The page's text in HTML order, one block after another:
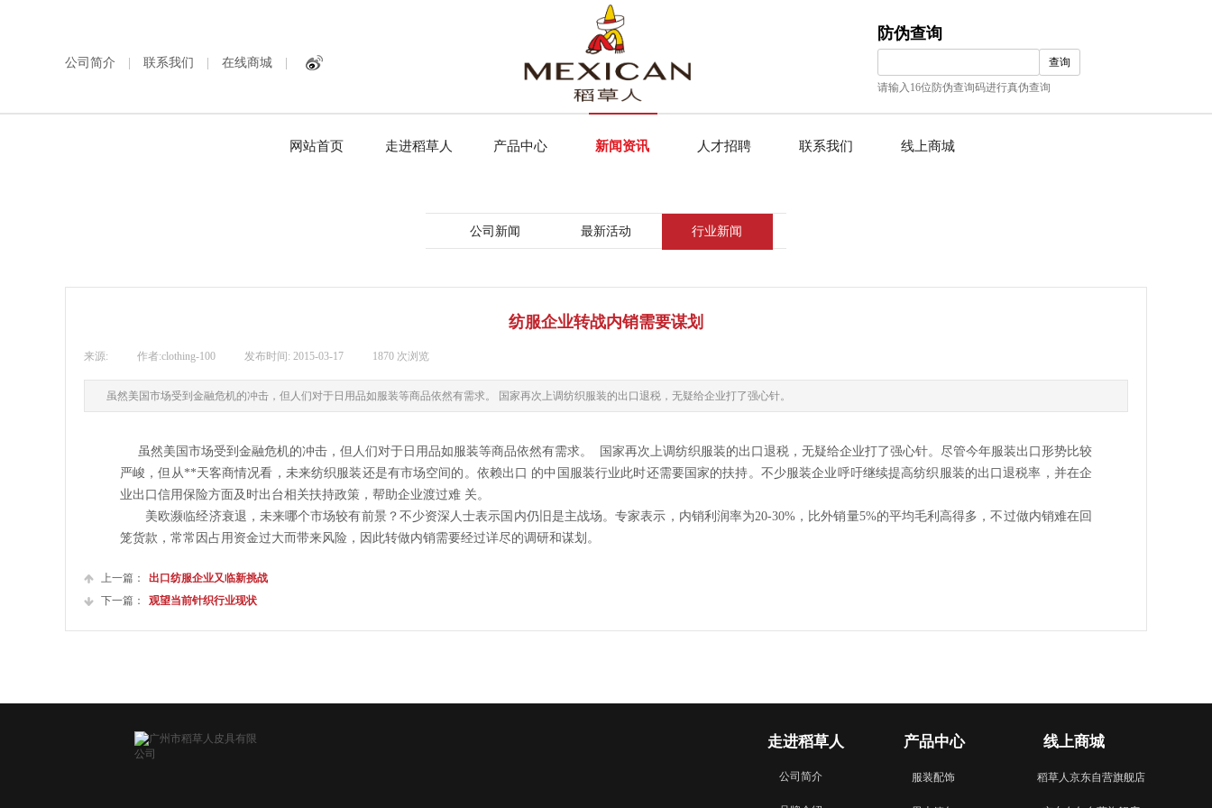
网站首页 走进稻草人 产品中心 新闻资讯 人才招聘 联系我们 线上商城
公司简介 联系我们 在线商城
公司新闻 最新活动 行业新闻
纺服企业转战内销需要谋划
来源: 作者:clothing-100 发布时间: 2015-03-17 1870 次浏览
虽然美国市场受到金融危机的冲击，但人们对于日用品如服装等商品依然有需求。 国家再次上调纺织服装的出口退税，无疑给企业打了强心针。
虽然美国市场受到金融危机的冲击，但人们对于日用品如服装等商品依然有需求。 国家再次上调纺织服装的出口退税，无疑给企业打了强心针。尽管今年服装出口形势比较
严峻，但从**天客商情况看，未来纺织服装还是有市场空间的。依赖出口 的中国服装行业此时还需要国家的扶持。不少服装企业呼吁继续提高纺织服装的出口退税率，并在企
业出口信用保险方面及时出台相关扶持政策，帮助企业渡过难 关。
美欧濒临经济衰退，未来哪个市场较有前景？不少资深人士表示国内仍旧是主战场。专家表示，内销利润率为20-30%，比外销量5%的平均毛利高得多，不过做内销难在回
笼货款，常常因占用资金过大而带来风险，因此转做内销需要经过详尽的调研和谋划。
上一篇：
出口纺服企业又临新挑战
下一篇：
观望当前针织行业现状
服装配饰
产品中心 线上商城
稻草人京东自营旗舰店
公司简介
走进稻草人